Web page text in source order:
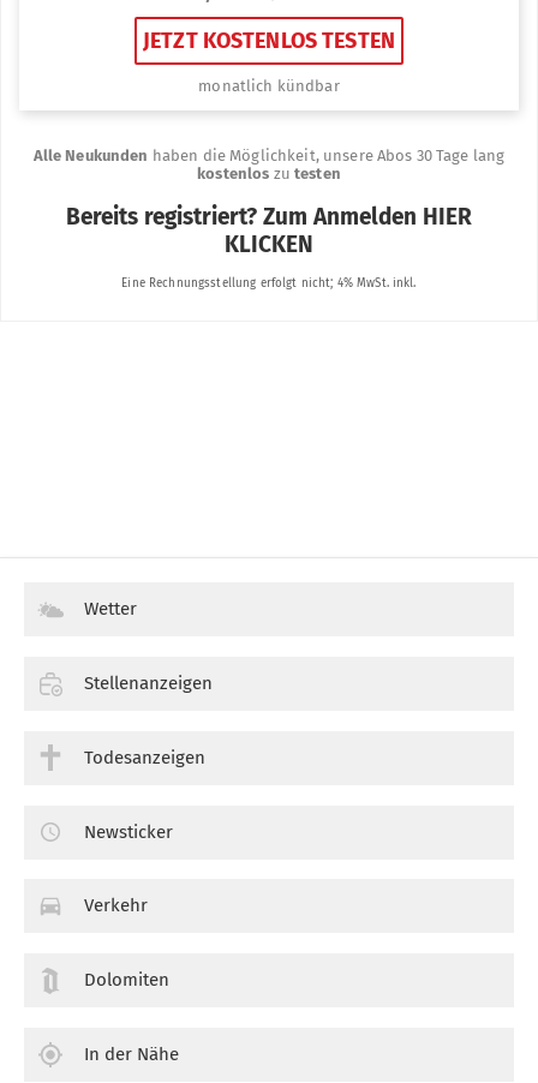
Wetter
Stellenanzeigen
Todesanzeigen
Newsticker
Verkehr
Dolomiten
In der Nähe